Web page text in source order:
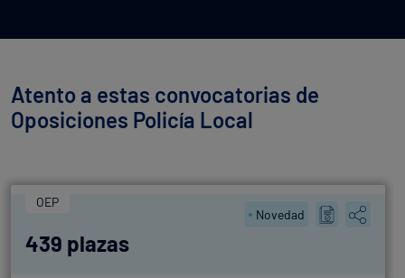
Atento a estas convocatorias de
Oposiciones Policía Local
OEP
Novedad
439 plazas